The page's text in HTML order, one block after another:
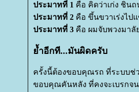
ประมาทที่ 1 คือ คิดว่าเก่ง ชินถ
ประมาทที่ 2 คือ ขึ้นขวาเร่งไป
ประมาทที่ 3 คือ ผมจับพวงมาลั
้ำอีกที...มันผิดครับ
ครั้งนี้ต้องขอบคุณรถ ที่ระบบช่ว
ขอบคุณคันหลัง ที่คงจะเบรกจน